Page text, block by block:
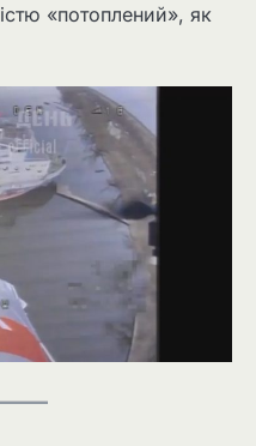
«потоплений», як